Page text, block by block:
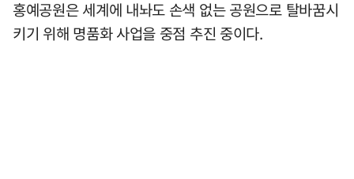
홍예공원은 세계에 내놔도 손색 없는 공원으로 탈바꿈시
키기 위해 명품화 사업을 중점 추진 중이다.